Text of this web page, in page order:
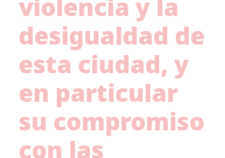
violencia y la
desigualdad de
esta ciudad, y
en particular
su compromiso
con las